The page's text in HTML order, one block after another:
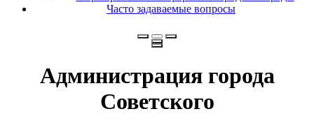
Часто задаваемые вопросы
Администрация города
Советского